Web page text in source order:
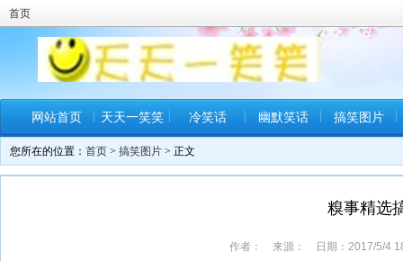
首页
网站首页 天天一笑笑 冷笑话 幽默笑话 搞笑图片
您所在的位置： 首页 > 搞笑图片 > 正文
糗事精选
作者： 来源： 日期：2017/5/4